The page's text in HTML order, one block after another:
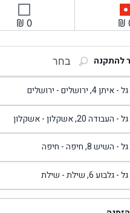
₪
₪ 0
להתקנה בחר
4, ירושלים - ירושלים
העבודה 20, אשקלון - אשקלון
- השיש 8, חיפה - חיפה
- גלבוע 6, שילת - שילת
- פוריידיס, כניסה צפונית מול כביש 4 - פרדיס